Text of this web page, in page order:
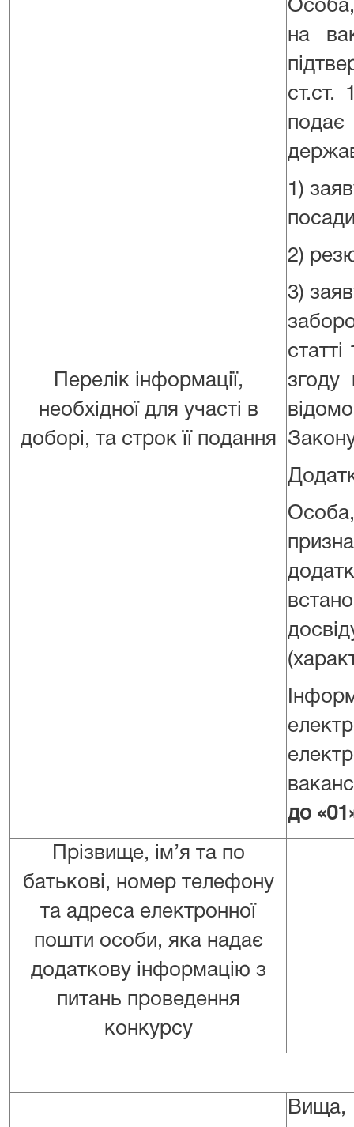
Перелік інформації,
необхідної для участі в
доборі, та строк її подання
на
ст.ст.
подає
1)
2)
3)
згоду
до «01
Прізвище, ім’я та по
батькові, номер телефону
та адреса електронної
пошти особи, яка надає
додаткову інформацію з
питань проведення
конкурсу